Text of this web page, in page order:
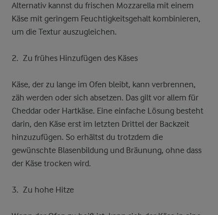
Alternativ kannst du frischen Mozzarella mit einem
Käse mit geringem Feuchtigkeitsgehalt kombinieren,
um die Textur auszugleichen.
Zu frühes Hinzufügen des Käses
Käse, der zu lange im Ofen bleibt, kann verbrennen,
zäh werden oder sich absetzen. Das gilt vor allem für
Cheddar oder Hartkäse. Eine einfache Lösung besteht
darin, den Käse erst im letzten Drittel der Backzeit
hinzuzufügen. So erhältst du trotzdem die
gewünschte Blasenbildung und Bräunung, ohne dass
der Käse trocken wird.
Zu hohe Hitze